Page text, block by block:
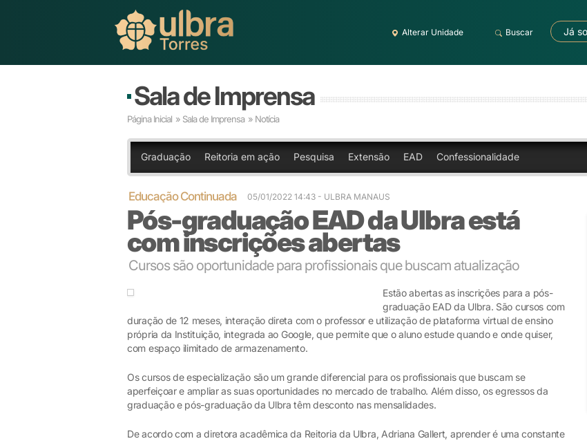
Alterar Unidade Buscar Já
Sala de Imprensa
Página Inicial » Sala de Imprensa » Notícia
Graduação Reitoria em ação Pesquisa Extensão EAD Confessionalidade
Educação Continuada 05/01/2022 14:43 - ULBRA MANAUS
Pós-graduação EAD da Ulbra está
com inscrições abertas
Cursos são oportunidade para profissionais que buscam atualização
Estão abertas as inscrições para a pós-
graduação EAD da Ulbra. São cursos com
duração de 12 meses, interação direta com o professor e utilização de plataforma virtual de ensino
própria da Instituição, integrada ao Google, que permite que o aluno estude quando e onde quiser,
com espaço ilimitado de armazenamento.
Os cursos de especialização são um grande diferencial para os profissionais que buscam se
aperfeiçoar e ampliar as suas oportunidades no mercado de trabalho. Além disso, os egressos da
graduação e pós-graduação da Ulbra têm desconto nas mensalidades.
De acordo com a diretora acadêmica da Reitoria da Ulbra, Adriana Gallert, aprender é uma constante